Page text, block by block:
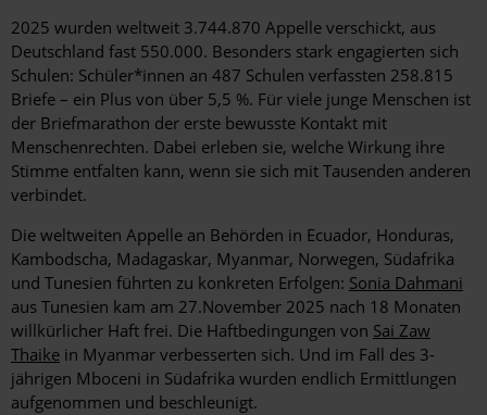
2025 wurden weltweit 3.744.870 Appelle verschickt, aus
Deutschland fast 550.000. Besonders stark engagierten sich
Schulen: Schüler*innen an 487 Schulen verfassten 258.815
Briefe – ein Plus von über 5,5 %. Für viele junge Menschen ist
der Briefmarathon der erste bewusste Kontakt mit
Menschenrechten. Dabei erleben sie, welche Wirkung ihre
Stimme entfalten kann, wenn sie sich mit Tausenden anderen
verbindet.
Die weltweiten Appelle an Behörden in Ecuador, Honduras,
Kambodscha, Madagaskar, Myanmar, Norwegen, Südafrika
und Tunesien führten zu konkreten Erfolgen: Sonia Dahmani
aus Tunesien kam am 27.November 2025 nach 18 Monaten
willkürlicher Haft frei. Die Haftbedingungen von Sai Zaw
Thaike in Myanmar verbesserten sich. Und im Fall des 3-
jährigen Mboceni in Südafrika wurden endlich Ermittlungen
aufgenommen und beschleunigt.